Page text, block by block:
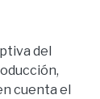
del
cuenta el